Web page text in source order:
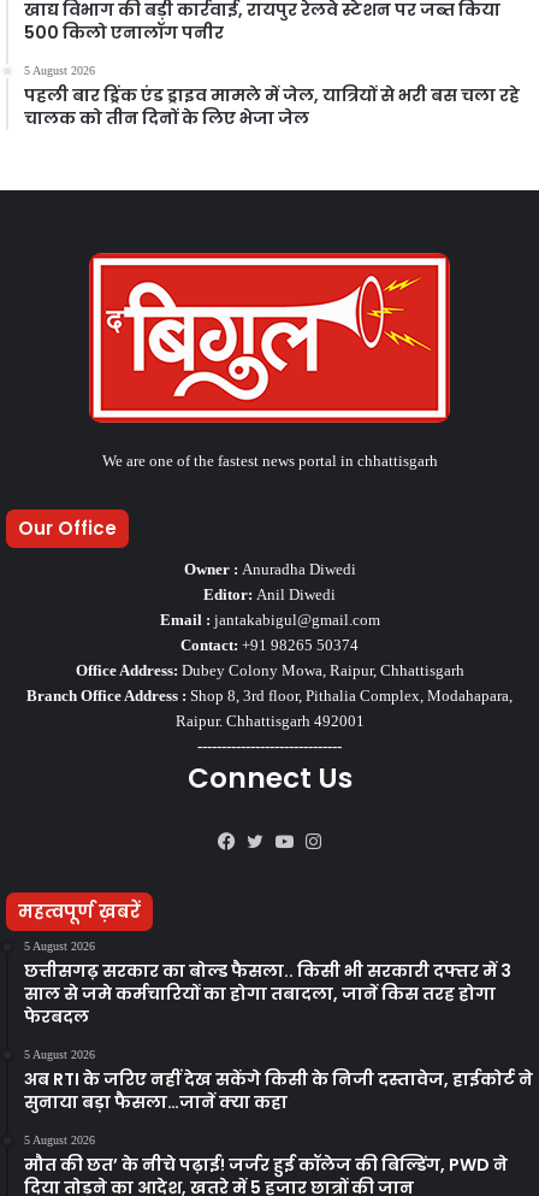
खाद्य विभाग की बड़ी कार्रवाई, रायपुर रेलवे स्टेशन पर जब्त किया
500 किलो एनालॉग पनीर
5 August 2026
पहली बार ड्रिंक एंड ड्राइव मामले में जेल, यात्रियों से भरी बस चला रहे
चालक को तीन दिनों के लिए भेजा जेल
We are one of the fastest news portal in chhattisgarh
Our Office
Owner : Anuradha Diwedi
Editor: Anil Diwedi
Email : jantakabigul@gmail.com
Contact: +91 98265 50374
Office Address: Dubey Colony Mowa, Raipur, Chhattisgarh
Branch Office Address : Shop 8, 3rd floor, Pithalia Complex, Modahapara,
Raipur. Chhattisgarh 492001
------------------------------
Connect Us
Facebook
TwitterYouTube
महत्वपूर्ण ख़बरें
5 August 2026
छत्तीसगढ़ सरकार का बोल्ड फैसला.. किसी भी सरकारी दफ्तर में 3
साल से जमे कर्मचारियों का होगा तबादला, जानें किस तरह होगा
फेरबदल
5 August 2026
अब RTI के जरिए नहीं देख सकेंगे किसी के निजी दस्तावेज, हाईकोर्ट ने
सुनाया बड़ा फैसला…जानें क्या कहा
5 August 2026
मौत की छत’ के नीचे पढ़ाई! जर्जर हुई कॉलेज की बिल्डिंग, PWD ने
दिया तोड़ने का आदेश, खतरे में 5 हजार छात्रों की जान